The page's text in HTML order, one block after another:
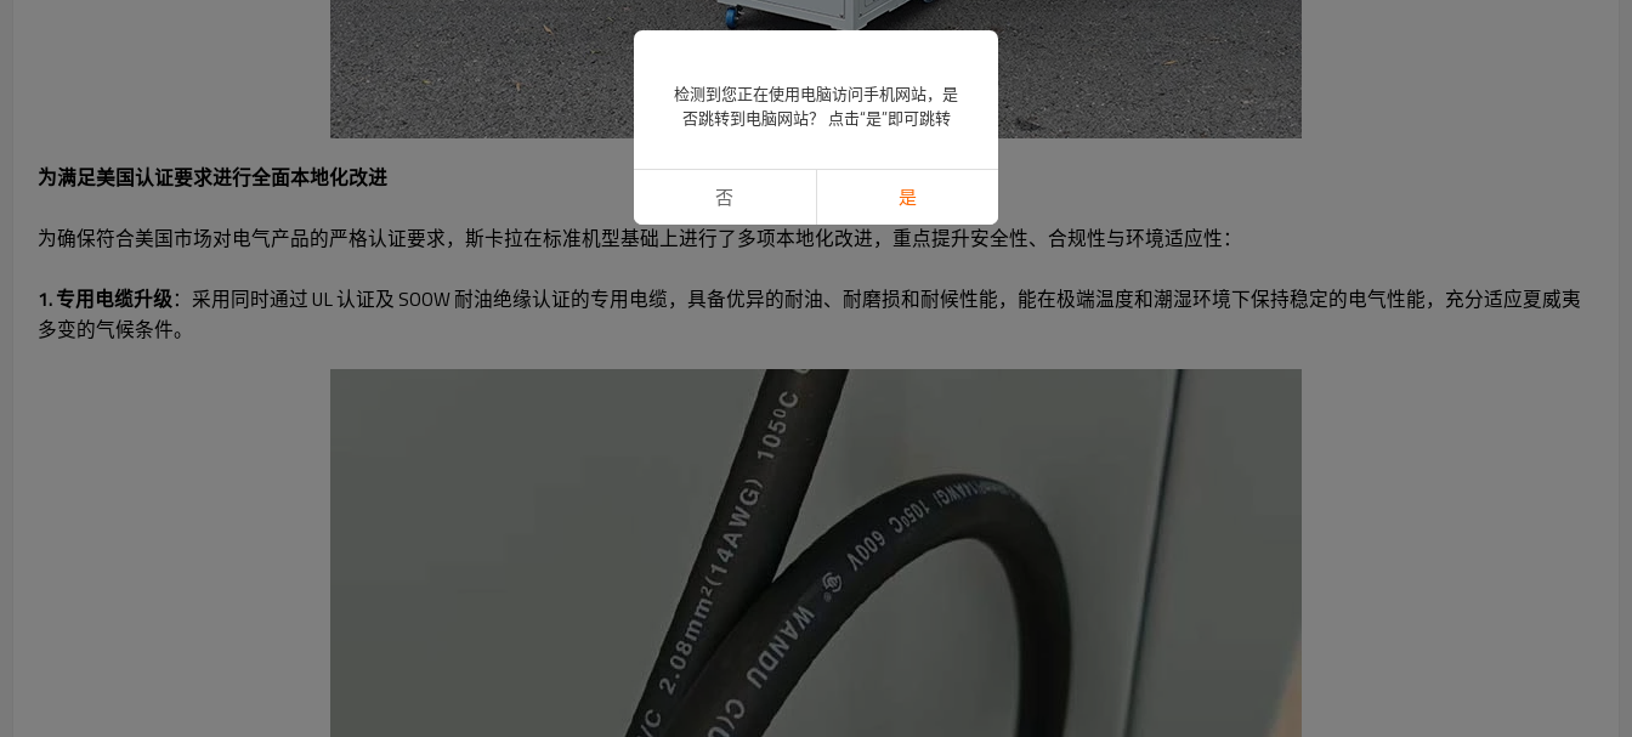
为满足美国认证要求进行全面本地化改进
为确保符合美国市场对电气产品的严格认证要求，斯卡拉在标准机型基础上进行了多项本地化改进，重点提升安全性、合规性与环境适应性：
1. 专用电缆升级：采用同时通过 UL 认证及 SOOW 耐油绝缘认证的专用电缆，具备优异的耐油、耐磨损和耐候性能，能在极端温度和潮湿环境下保持稳定的电气性能，充分适应夏威夷
多变的气候条件。
检测到您正在使用电脑访问手机网站，是
否跳转到电脑网站？ 点击“是”即可跳转
否 是